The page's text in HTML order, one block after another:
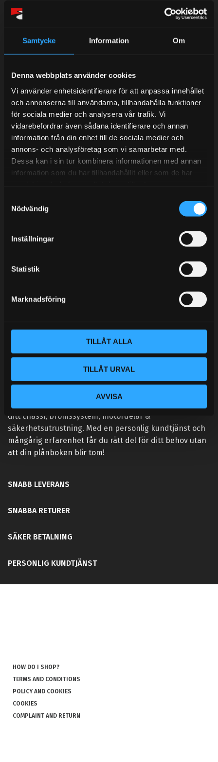
Samtycke Information Om
Denna webbplats använder cookies
Vi använder enhetsidentifierare för att anpassa innehållet
och annonserna till användarna, tillhandahålla funktioner
för sociala medier och analysera vår trafik. Vi
vidarebefordrar även sådana identifierare och annan
information från din enhet till de sociala medier och
annons- och analysföretag som vi samarbetar med.
Dessa kan i sin tur kombinera informationen med annan
information som du har tillhandahållit eller som de har
Nödvändig
Inställningar
Statistik
Marknadsföring
TILLÅT ALLA
TILLÅT URVAL
AVVISA
Telefonsupport:
Tel: 031- 51 66 60
E-post: info@streetperformance.se
BLOG
KONTAKTA OSS
MY PAGES
Handlar du hos Street Performance så höjer du
ditt chassi, bromssystem, motordelar &
säkerhetsutrustning. Med en personlig kundtjänst och
mångårig erfarenhet får du rätt del för ditt behov utan
att din plånboken blir tom!
SNABB LEVERANS
SNABBA RETURER
SÄKER BETALNING
PERSONLIG KUNDTJÄNST
HOW DO I SHOP?
TERMS AND CONDITIONS
POLICY AND COOKIES
COOKIES
COMPLAINT AND RETURN